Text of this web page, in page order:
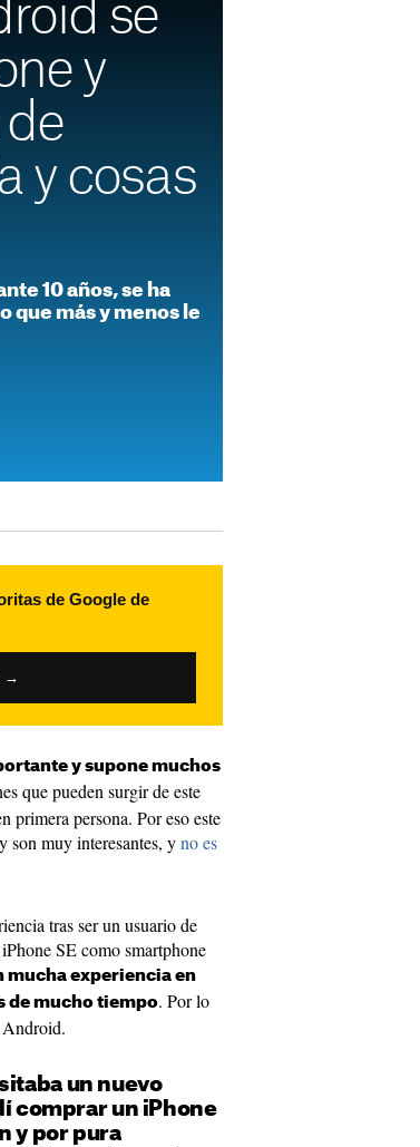
se
y
y cosas
10 años, se ha
que más y menos le
de Google de
→
y supone muchos
que pueden surgir de este
primera persona. Por eso este
son muy interesantes, yno es
tras ser un usuario de
SE como smartphone
mucha experiencia en
de mucho tiempo. Por lo
Android.
un nuevo
comprar un iPhone
y por pura